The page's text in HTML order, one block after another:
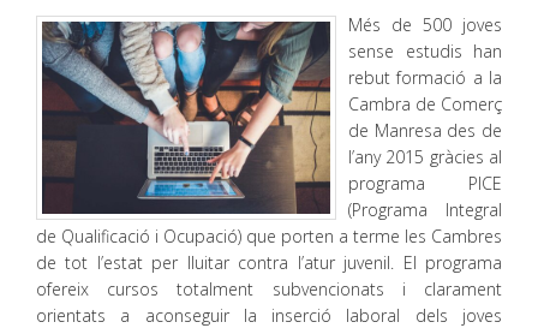
Més de 500 joves
sense estudis han
rebut formació a la
Cambra de Comerç
de Manresa des de
l’any 2015 gràcies al
programa PICE
(Programa Integral
de Qualificació i Ocupació) que porten a terme les Cambres
de tot l’estat per lluitar contra l’atur juvenil. El programa
ofereix cursos totalment subvencionats i clarament
orientats a aconseguir la inserció laboral dels joves